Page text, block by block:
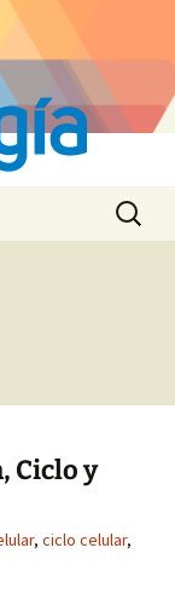
Buscar:
Ciclo y
, ciclo celular,